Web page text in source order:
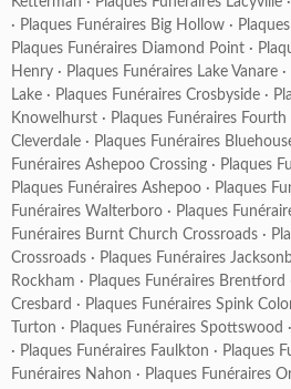
· Plaques Funéraires Big Hollow ·
Plaques Funéraires Diamond Point ·
Henry · Plaques Funéraires Lake Vanare ·
Lake · Plaques Funéraires Crosbyside ·
Knowelhurst · Plaques Funéraires Fourth
Cleverdale · Plaques Funéraires
Funéraires Ashepoo Crossing · Plaques
Plaques Funéraires Ashepoo · Plaques
Funéraires Walterboro · Plaques
Funéraires Burnt Church Crossroads ·
Crossroads · Plaques Funéraires
Rockham · Plaques Funéraires Brentford
Cresbard · Plaques Funéraires Spink
Turton · Plaques Funéraires Spottswood ·
· Plaques Funéraires Faulkton · Plaques
Funéraires Nahon · Plaques Funéraires